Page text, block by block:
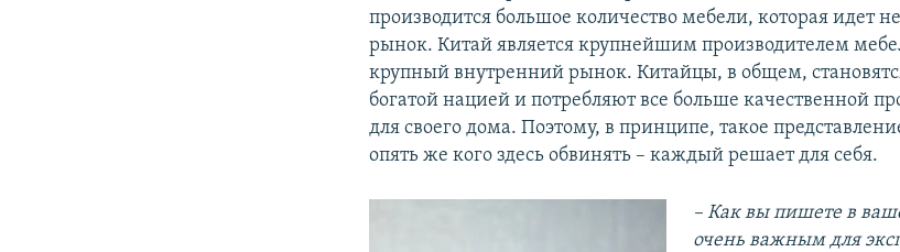
производится большое количество мебели, которая идет
рынок. Китай является крупнейшим производителем
крупный внутренний рынок. Китайцы, в общем,
богатой нацией и потребляют все больше качественной
для своего дома. Поэтому, в принципе, такое
опять же кого здесь обвинять – каждый решает для себя.
– Как вы пишете в
очень важным для